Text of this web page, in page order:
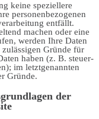
keine speziellere
personenbezogenen
entfällt.
machen oder eine
werden Ihre Daten
Gründe für
haben (z. B. steuer-
im letztgenannten
Gründe.
der